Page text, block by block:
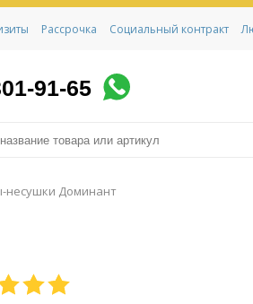
Рассрочка Социальный контракт
91-65
несушки Доминант